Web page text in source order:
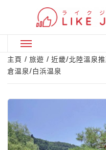
Primary
Menu
主頁 旅遊
近畿/北陸溫泉
倉温泉/白浜温泉